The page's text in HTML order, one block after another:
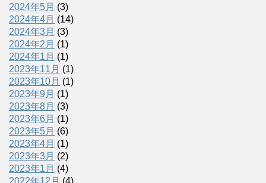
2024年5月 (3)
2024年4月 (14)
2024年3月 (3)
2024年2月 (1)
2024年1月 (1)
2023年11月 (1)
2023年10月 (1)
2023年9月 (1)
2023年8月 (3)
2023年6月 (1)
2023年5月 (6)
2023年4月 (1)
2023年3月 (2)
2023年1月 (4)
2022年12月 (4)